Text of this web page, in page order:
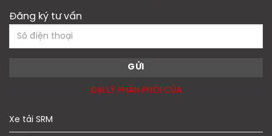
Đăng ký tư vấn
ĐẠI LÝ PHÂN PHỐI CỦA
Xe tải SRM